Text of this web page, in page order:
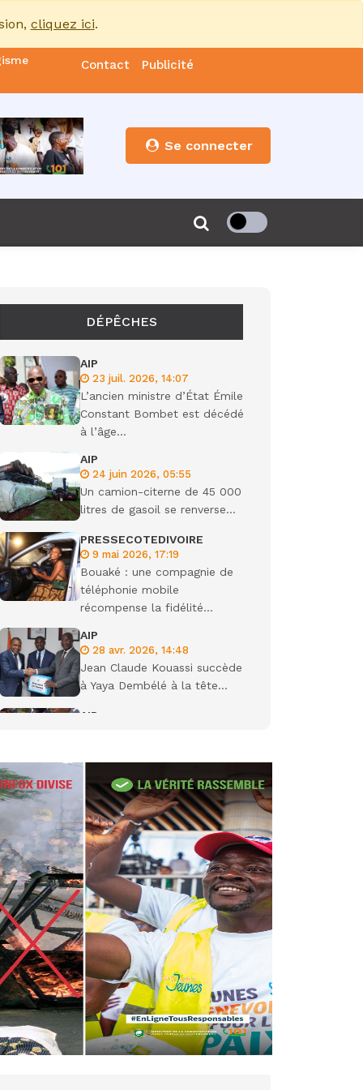
cliquez ici.
Contact Publicité
Se connecter
DÉPÊCHES
AIP
23 juil. 2026, 14:07
L’ancien ministre d’État Émile
Constant Bombet est décédé
à l’âge...
AIP
24 juin 2026, 05:55
Un camion-citerne de 45 000
litres de gasoil se renverse...
PRESSECOTEDIVOIRE
9 mai 2026, 17:19
Bouaké : une compagnie de
téléphonie mobile
récompense la fidélité...
AIP
28 avr. 2026, 14:48
Jean Claude Kouassi succède
à Yaya Dembélé à la tête...
AIP
Sadio Camara tué lors
d’attaques...
AIP
22 avr. 2026, 16:41
Des bureaux ravagés dans un
incendie survenu à la mairie...
AIP
10 avr. 2026, 09:48
Nommé Médiateur de la
République, Gaoussou Touré
prend officiellement fonction
AIP
13 mars 2026, 10:43
Nécrologie : décès de
Guillaume Houphouët-Boigny,
fils du Père fondateur...